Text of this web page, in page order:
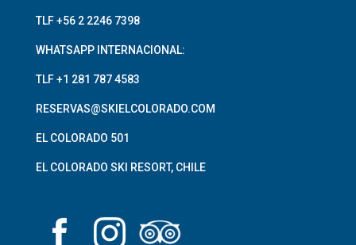
TLF +56 2 2246 7398
WHATSAPP INTERNACIONAL:
TLF +1 281 787 4583
RESERVAS@SKIELCOLORADO.COM
EL COLORADO 501
EL COLORADO SKI RESORT, CHILE